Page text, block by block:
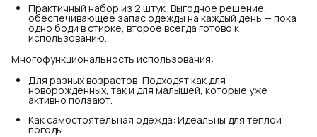
Практичный набор из 2 штук: Выгодное решение,
обеспечивающее запас одежды на каждый день — пока
одно боди в стирке, второе всегда готово к
использованию.
Многофункциональность использования:
Для разных возрастов: Подходят как для
новорожденных, так и для малышей, которые уже
активно ползают.
Как самостоятельная одежда: Идеальны для теплой
погоды.